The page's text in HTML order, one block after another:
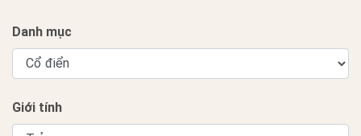
Danh mục
Giới tính